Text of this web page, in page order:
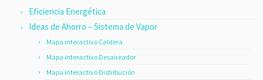
Eficiencia Energética
Ideas de Ahorro – Sistema de Vapor
Mapa interactivo Caldera
Mapa interactivo Desaireador
Mapa interactivo Distribución